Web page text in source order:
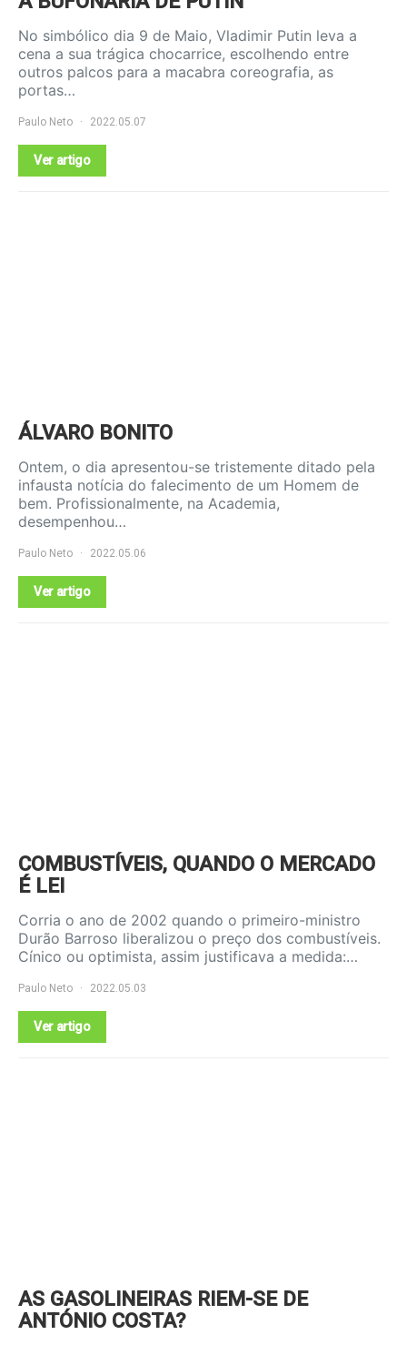
No simbólico dia 9 de Maio, Vladimir Putin leva a
cena a sua trágica chocarrice, escolhendo entre
outros palcos para a macabra coreografia, as
portas…
Paulo Neto 2022.05.07
Ver artigo
ÁLVARO BONITO
Ontem, o dia apresentou-se tristemente ditado pela
infausta notícia do falecimento de um Homem de
bem. Profissionalmente, na Academia,
desempenhou…
Paulo Neto 2022.05.06
Ver artigo
COMBUSTÍVEIS, QUANDO O MERCADO
É LEI
Corria o ano de 2002 quando o primeiro-ministro
Durão Barroso liberalizou o preço dos combustíveis.
Cínico ou optimista, assim justificava a medida:…
Paulo Neto 2022.05.03
Ver artigo
AS GASOLINEIRAS RIEM-SE DE
ANTÓNIO COSTA?